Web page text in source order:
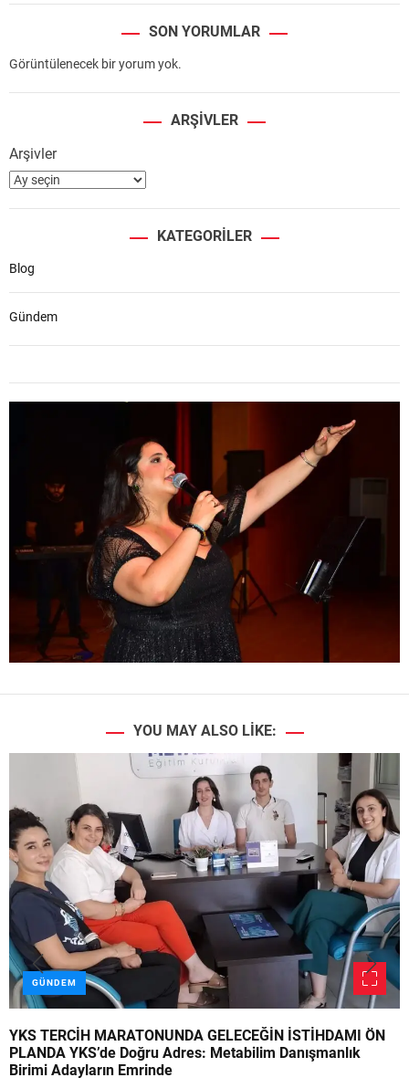
SON YORUMLAR
Görüntülenecek bir yorum yok.
ARŞIVLER
Arşivler
KATEGORILER
Blog
Gündem
YOU MAY ALSO LIKE:
GÜNDEM
YKS TERCİH MARATONUNDA GELECEĞİN İSTİHDAMI ÖN
PLANDA YKS’de Doğru Adres: Metabilim Danışmanlık
Birimi Adayların Emrinde